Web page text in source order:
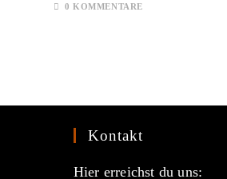
0 KOMMENTARE
Kontakt
Hier erreichst du uns: